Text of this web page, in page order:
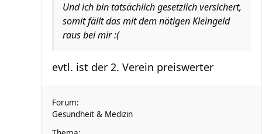
Und ich bin tatsächlich gesetzlich versichert,
somit fällt das mit dem nötigen Kleingeld
raus bei mir :(
evtl. ist der 2. Verein preiswerter
Forum:
Gesundheit & Medizin